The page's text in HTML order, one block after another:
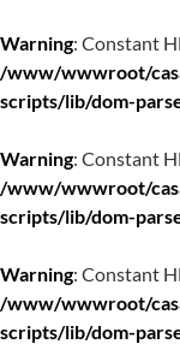
Warning: Constant
/www/wwwroot/
scripts/lib/dom-
Warning: Constant
/www/wwwroot/
scripts/lib/dom-
Warning: Constant
/www/wwwroot/
scripts/lib/dom-